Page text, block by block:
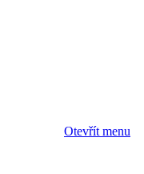
Otevřít menu